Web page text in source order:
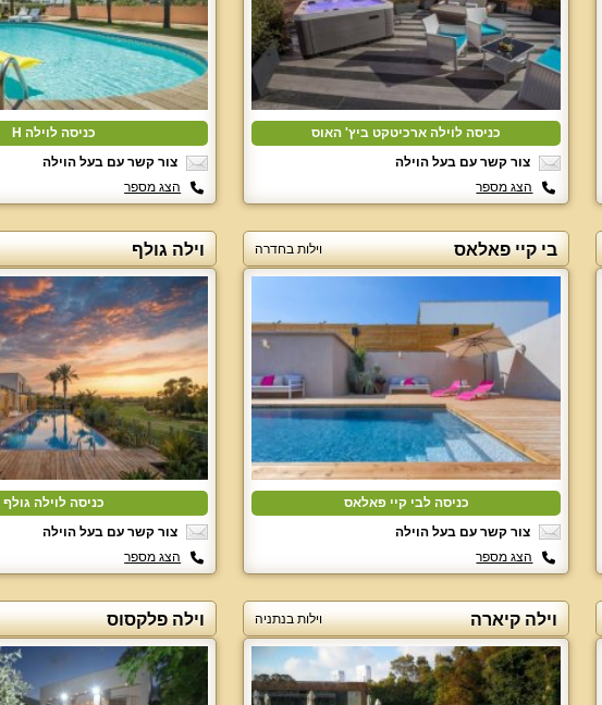
כניסה לוילה ארכיטקט ביץ' האוס
צור קשר עם בעל הוילה
הצג מספר
כניסה לוילה H
צור קשר עם בעל הוילה
הצג מספר
בי קיי פאלאס וילות בחדרה
כניסה לבי קיי פאלאס
צור קשר עם בעל הוילה
הצג מספר
וילה גולף
כניסה לוילה גולף
צור קשר עם בעל הוילה
הצג מספר
וילה קיארה וילות בנתניה וילה פלקסוס